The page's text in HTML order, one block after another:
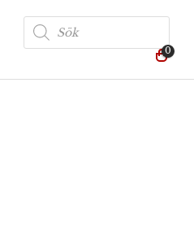
Produktsökning
0